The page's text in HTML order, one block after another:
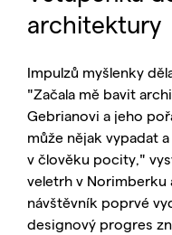
architektury
Impulzů myšlenky
"Začala mě bavit
Gebrianovi a jeho
může nějak vypadat
v člověku pocity,"
veletrh v Norimberku
návštěvník poprvé
designový progres